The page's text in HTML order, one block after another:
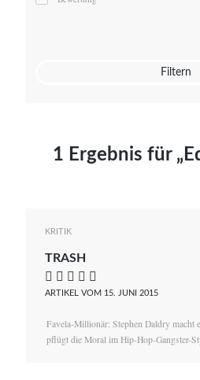
Mato von Vogelstein
Filtern
1 Ergebnis für
KRITIK
TRASH
    
ARTIKEL VOM 15. JUNI 2015
Favela-Millionär: Stephen Daldry macht
pflügt die Moral im Hip-Hop-Gangster-